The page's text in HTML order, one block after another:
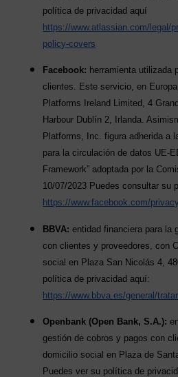
política de privacidad aquí
https://www.atlassian.com/legal/
policy-covers
Facebook: herramienta utilizada
clientes. Este servicio, en
Platforms Ireland Limited, 4
Harbour Dublín 2, Irlanda.
Platforms, Inc. figura adherida a
para la circulación de datos UE-
Framework” adoptada por la
10/07/2023 Puedes consultar su
https://www.facebook.com/
BBVA: entidad financiera para la
con clientes y proveedores, con
social en Plaza San Nicolás 4,
política de privacidad aquí:
https://www.bbva.es/general/
Openbank (Open Bank, S.A.):
gestión de cobros y pagos con
domicilio social en Plaza de
Puedes ver su política de